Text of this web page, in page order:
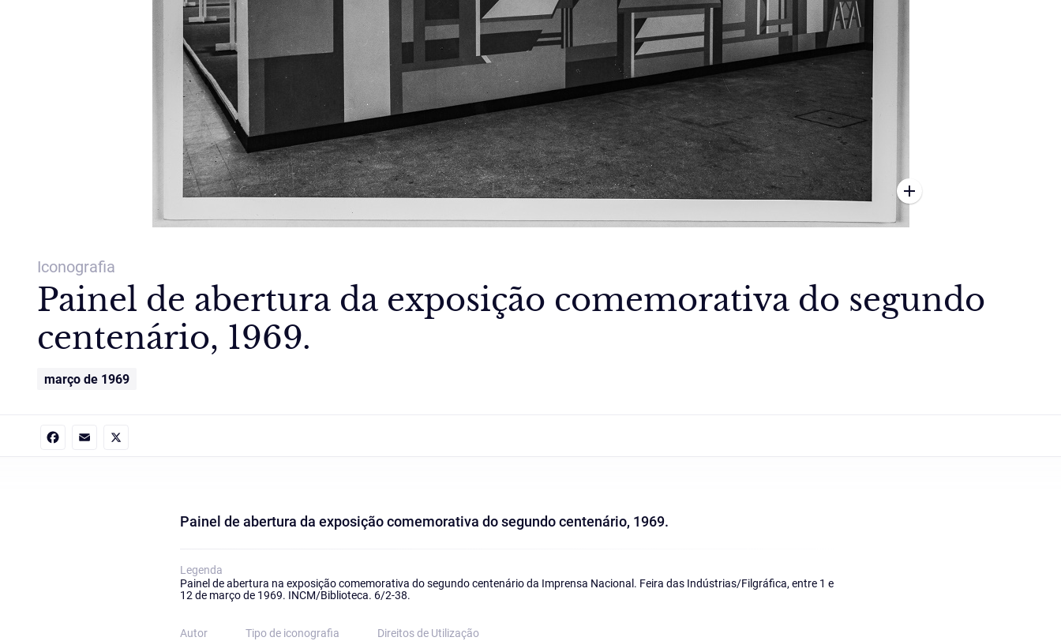
Iconografia
Painel de abertura da exposição comemorativa do segundo
centenário, 1969.
março de 1969
Painel de abertura da exposição comemorativa do segundo centenário, 1969.
Legenda
Painel de abertura na exposição comemorativa do segundo centenário da Imprensa Nacional. Feira das Indústrias/Filgráfica, entre 1 e
12 de março de 1969. INCM/Biblioteca. 6/2-38.
Autor
Tipo de iconografia
Direitos de Utilização